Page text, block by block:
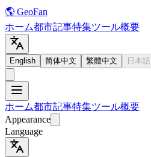
🌎 GeoFan
ホーム都市記事特集ツール概要
English 简体中文 繁體中文 日本語
ホーム都市記事特集ツール概要
Appearance
Language